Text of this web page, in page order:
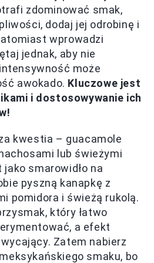
zdominować smak,
dodaj jej odrobinę i
wprowadzi
jednak, aby nie
może
awokado. Kluczowe jest
i dostosowywanie ich
kwestia – guacamole
lub świeżymi
smarowidło na
pyszną kanapkę z
pomidora i świeżą rukolą.
który łatwo
a efekt
Zatem nabierz
smaku, bo